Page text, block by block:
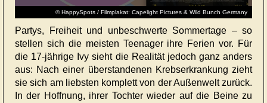
© HappySpots / Filmplakat: Capelight Pictures & Wild Bunch Germany
Partys, Freiheit und unbeschwerte Sommertage – so
stellen sich die meisten Teenager ihre Ferien vor. Für
die 17-jährige Ivy sieht die Realität jedoch ganz anders
aus: Nach einer überstandenen Krebserkrankung zieht
sie sich am liebsten komplett von der Außenwelt zurück.
In der Hoffnung, ihrer Tochter wieder auf die Beine zu